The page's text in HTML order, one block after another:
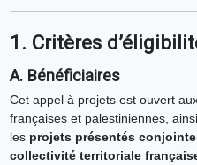
1. Critères
A. Bénéficiaires
Cet appel à projets est ouvert
françaises et palestiniennes,
les projets présentés
collectivité territoriale